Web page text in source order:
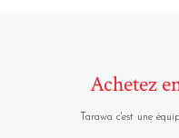
Achetez
Tarawa c'est une